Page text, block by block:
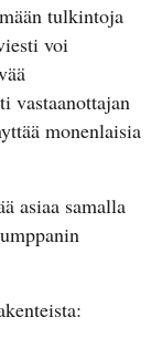
tulkintoja
voi
vastaanottajan
monenlaisia
asiaa samalla